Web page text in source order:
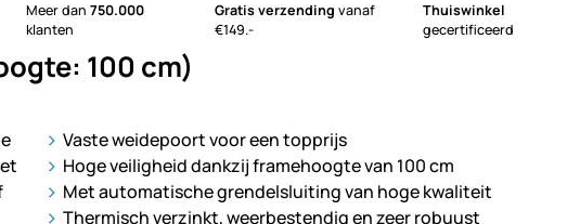
Meer dan750.000
klanten
Gratis verzending vanaf
€149.-
Thuiswinkel
gecertificeerd
100 cm)
Vaste weidepoort voor een topprijs
Hoge veiligheid dankzij framehoogte van 100 cm
Met automatische grendelsluiting van hoge kwaliteit
Thermisch verzinkt, weerbestendig en zeer robuust